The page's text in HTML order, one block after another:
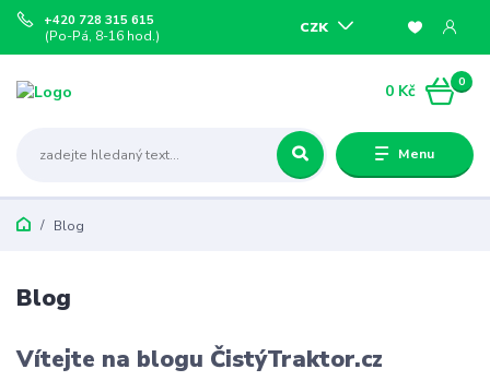
Menu
CZK
+420 728 315 615
(Po-Pá, 8-16 hod.)
0
0 Kč
Blog
Blog
Vítejte na blogu ČistýTraktor.cz